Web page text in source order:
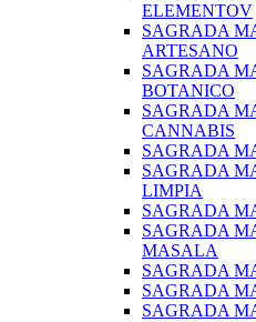
ELEMENTOV
SAGRADA
ARTESANO
SAGRADA
BOTANICO
SAGRADA
CANNABIS
SAGRADA
SAGRADA
LIMPIA
SAGRADA
SAGRADA
MASALA
SAGRADA
SAGRADA
SAGRADA